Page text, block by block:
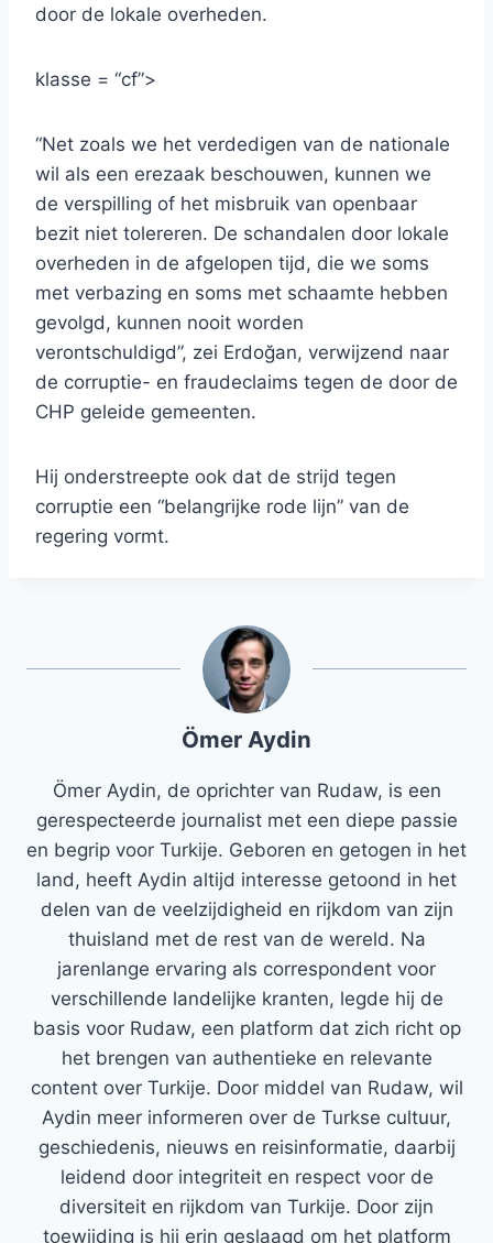
door de lokale overheden.
klasse = “cf”>
“Net zoals we het verdedigen van de nationale
wil als een erezaak beschouwen, kunnen we
de verspilling of het misbruik van openbaar
bezit niet tolereren. De schandalen door lokale
overheden in de afgelopen tijd, die we soms
met verbazing en soms met schaamte hebben
gevolgd, kunnen nooit worden
verontschuldigd”, zei Erdoğan, verwijzend naar
de corruptie- en fraudeclaims tegen de door de
CHP geleide gemeenten.
Hij onderstreepte ook dat de strijd tegen
corruptie een “belangrijke rode lijn” van de
regering vormt.
Ömer Aydin
Ömer Aydin, de oprichter van Rudaw, is een
gerespecteerde journalist met een diepe passie
en begrip voor Turkije. Geboren en getogen in het
land, heeft Aydin altijd interesse getoond in het
delen van de veelzijdigheid en rijkdom van zijn
thuisland met de rest van de wereld. Na
jarenlange ervaring als correspondent voor
verschillende landelijke kranten, legde hij de
basis voor Rudaw, een platform dat zich richt op
het brengen van authentieke en relevante
content over Turkije. Door middel van Rudaw, wil
Aydin meer informeren over de Turkse cultuur,
geschiedenis, nieuws en reisinformatie, daarbij
leidend door integriteit en respect voor de
diversiteit en rijkdom van Turkije. Door zijn
toewijding is hij erin geslaagd om het platform